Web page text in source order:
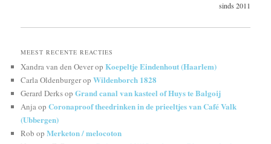
sinds 2011
MEEST RECENTE REACTIES
Xandra van den OeveropKoepeltje Eindenhout (Haarlem)
Carla OldenburgeropWildenborch 1828
Gerard DerksopGrand canal van kasteel of Huys te Balgoij
AnjaopCoronaproof theedrinken in de prieeltjes van Café Valk
(Ubbergen)
Rob opMerketon / melocoton